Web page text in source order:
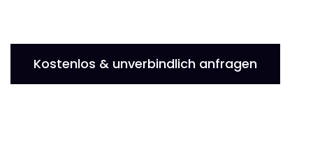
Kostenlos & unverbindlich anfragen